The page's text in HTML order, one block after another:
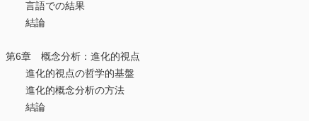
言語での結果
結論
第6章 概念分析：進化的視点
進化的視点の哲学的基盤
進化的概念分析の方法
結論